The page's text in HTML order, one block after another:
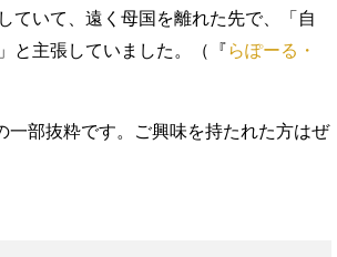
ていて、遠く母国を離れた先で、「自
と主張していました。（『らぽーる・
一部抜粋です。ご興味を持たれた方はぜ